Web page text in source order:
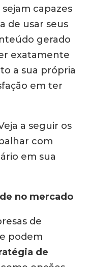
capazes
de usar seus
gerado
exatamente
a sua própria
em ter
a seguir os
com
em sua
no mercado
de
podem
de